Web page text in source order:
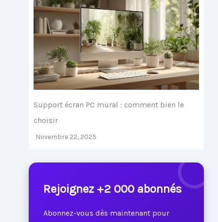
Support écran PC mural : comment bien le
choisir
Novembre 22, 2025
Rejoignez +2 000 abonnés
Abonnez-vous dès maintenant pour